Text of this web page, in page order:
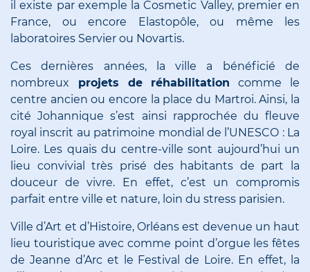
il existe par exemple la Cosmetic Valley, premier en
France, ou encore Elastopôle, ou même les
laboratoires Servier ou Novartis.
Ces dernières années, la ville a bénéficié de
nombreux projets de réhabilitation comme le
centre ancien ou encore la place du Martroi. Ainsi, la
cité Johannique s’est ainsi rapprochée du fleuve
royal inscrit au patrimoine mondial de l’UNESCO : La
Loire. Les quais du centre-ville sont aujourd’hui un
lieu convivial très prisé des habitants de part la
douceur de vivre. En effet, c’est un compromis
parfait entre ville et nature, loin du stress parisien.
Ville d’Art et d’Histoire, Orléans est devenue un haut
lieu touristique avec comme point d’orgue les fêtes
de Jeanne d’Arc et le Festival de Loire. En effet, la